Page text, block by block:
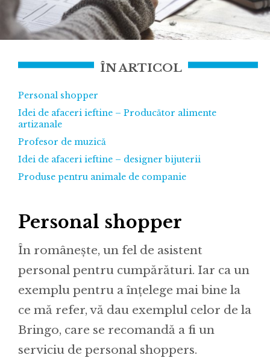
ÎN ARTICOL
Personal shopper
Idei de afaceri ieftine – Producător alimente
artizanale
Profesor de muzică
Idei de afaceri ieftine – designer bijuterii
Produse pentru animale de companie
Personal shopper
În românește, un fel de asistent
personal pentru cumpărături. Iar ca un
exemplu pentru a înțelege mai bine la
ce mă refer, vă dau exemplul celor de la
Bringo, care se recomandă a fi un
serviciu de personal shoppers.